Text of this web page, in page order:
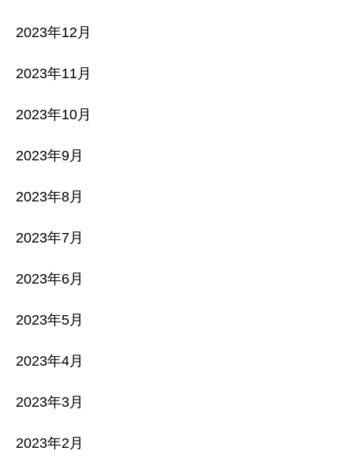
2023年12月
2023年11月
2023年10月
2023年9月
2023年8月
2023年7月
2023年6月
2023年5月
2023年4月
2023年3月
2023年2月